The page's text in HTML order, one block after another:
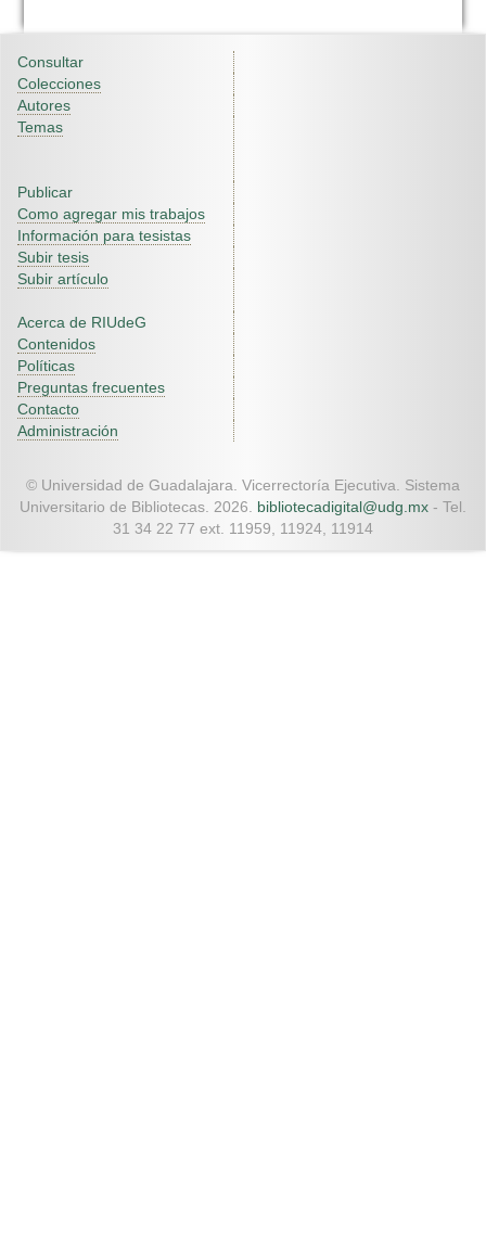
Consultar
Colecciones
Autores
Temas
Publicar
Como agregar mis trabajos
Información para tesistas
Subir tesis
Subir artículo
Acerca de RIUdeG
Contenidos
Políticas
Preguntas frecuentes
Contacto
Administración
© Universidad de Guadalajara. Vicerrectoría Ejecutiva. Sistema
Universitario de Bibliotecas. 2026. bibliotecadigital@udg.mx - Tel.
31 34 22 77 ext. 11959, 11924, 11914